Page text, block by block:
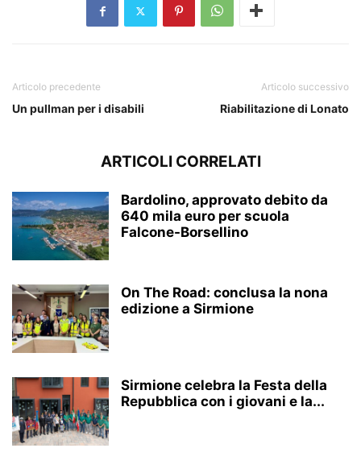
Articolo precedente
Un pullman per i disabili
Articolo successivo
Riabilitazione di Lonato
ARTICOLI CORRELATI
Bardolino, approvato debito da
640 mila euro per scuola
Falcone-Borsellino
On The Road: conclusa la nona
edizione a Sirmione
Sirmione celebra la Festa della
Repubblica con i giovani e la...